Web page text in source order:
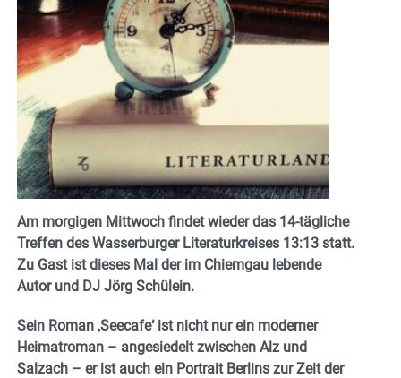
Am morgigen Mittwoch findet wieder das 14-tägliche
Treffen des Wasserburger Literaturkreises 13:13 statt.
Zu Gast ist dieses Mal der im Chiemgau lebende
Autor und DJ Jörg Schülein.
Sein Roman ‚Seecafe‘ ist nicht nur ein moderner
Heimatroman – angesiedelt zwischen Alz und
Salzach – er ist auch ein Portrait Berlins zur Zeit der